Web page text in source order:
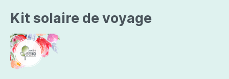
Kit solaire de voyage